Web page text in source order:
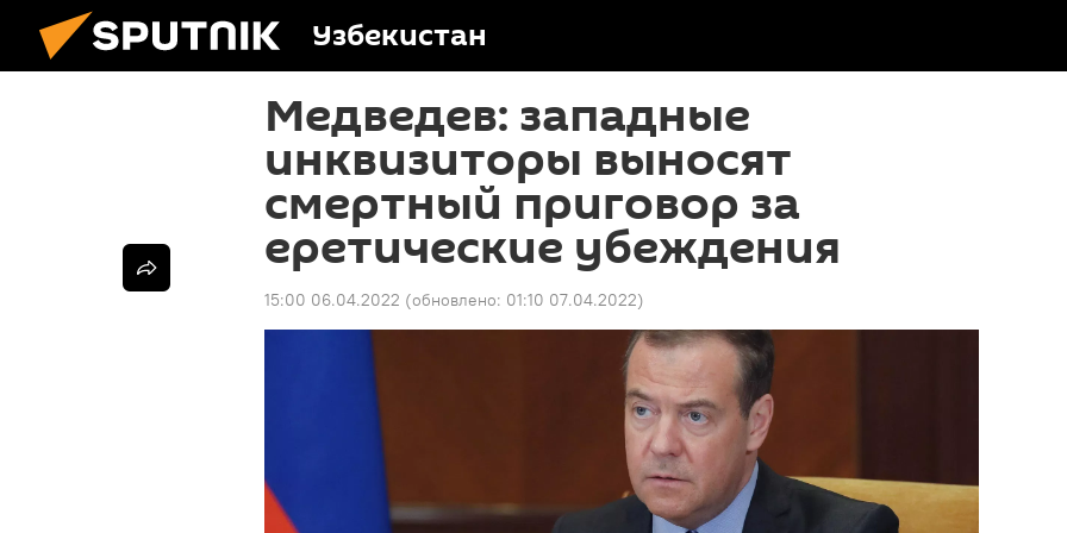
Узбекистан
Медведев: западные
инквизиторы выносят
смертный приговор за
еретические убеждения
15:00 06.04.2022 (обновлено: 01:10 07.04.2022)